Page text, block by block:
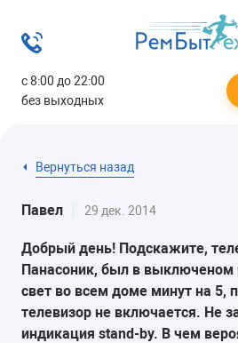
с 8:00 до 22:00
без выходных
Вернуться назад
Павел 29 дек. 2014
Добрый день! Подскажите,
Панасоник, был в
свет во всем доме минут на 5,
телевизор не включается. Не
индикация stand-by. В чем